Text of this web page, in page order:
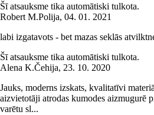
Šī atsauksme tika automātiski tulkota.
Robert M.Polija, 04. 01. 2021
labi izgatavots - bet mazas seklās
Šī atsauksme tika automātiski tulkota.
Alena K.Čehija, 23. 10. 2020
Jauks, moderns izskats, kvalitatīvi
aizvietotāji atrodas kumodes aizmugurē
varētu sl...